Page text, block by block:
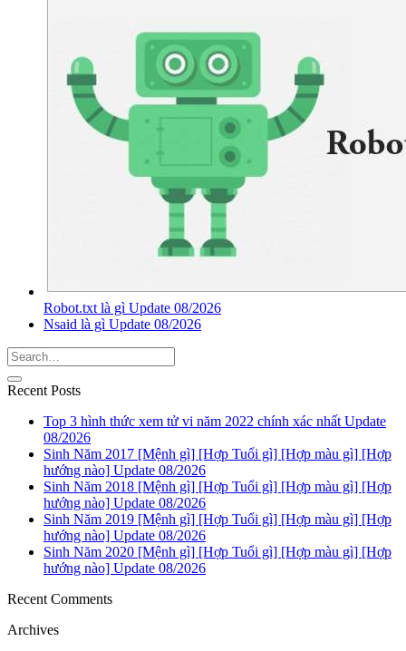
Robot.txt là gì Update 08/2026
Nsaid là gì Update 08/2026
Recent Posts
Top 3 hình thức xem tử vi năm 2022 chính xác nhất Update
08/2026
Sinh Năm 2017 [Mệnh gì] [Hợp Tuổi gì] [Hợp màu gì] [Hợp
hướng nào] Update 08/2026
Sinh Năm 2018 [Mệnh gì] [Hợp Tuổi gì] [Hợp màu gì] [Hợp
hướng nào] Update 08/2026
Sinh Năm 2019 [Mệnh gì] [Hợp Tuổi gì] [Hợp màu gì] [Hợp
hướng nào] Update 08/2026
Sinh Năm 2020 [Mệnh gì] [Hợp Tuổi gì] [Hợp màu gì] [Hợp
hướng nào] Update 08/2026
Recent Comments
Archives